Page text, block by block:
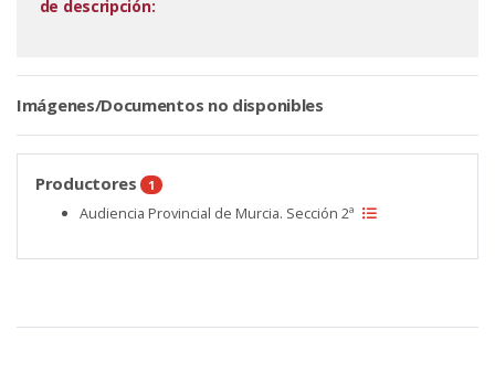
de descripción:
Imágenes/Documentos no disponibles
Productores 1
Audiencia Provincial de Murcia. Sección 2ª